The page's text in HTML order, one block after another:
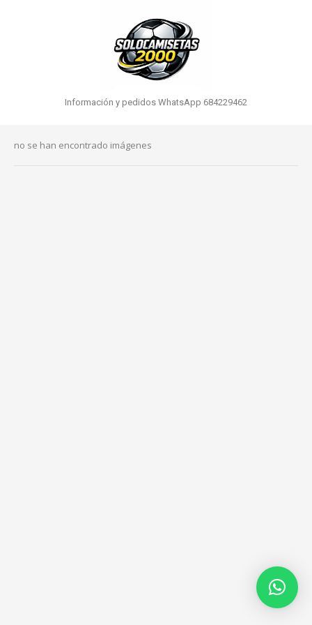
Información y pedidos WhatsApp 684229462
no se han encontrado imágenes